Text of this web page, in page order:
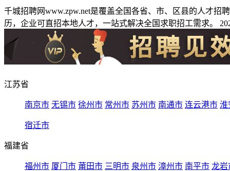
千城招聘网www.zpw.net是覆盖全国各省、市、区县的人才
历，企业可直招本地人才，一站式解决全国求职招工需求。
江苏省
南京市 无锡市 徐州市 常州市 苏州市 南通市 连云港市 淮
宿迁市
福建省
福州市 厦门市 莆田市 三明市 泉州市 漳州市 南平市 龙岩